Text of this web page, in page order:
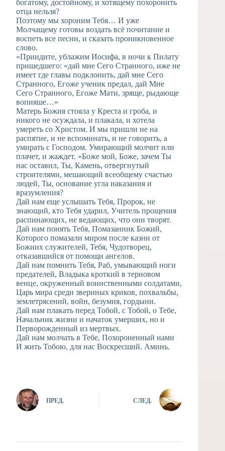
богатому, достойному, и хотящему похоронить
отца нельзя?
Поэтому мы хороним Тебя… И уже
Молчащему готовы воздать всё почитание и
воспеть все песни, и сказать проникновенное
слово.
«Приидите, ублажим Иосифа, в ночи к Пилату
пришедшего: «дай мне Сего Странного, иже не
имеет где главы подклонить, дай мне Сего
Странного, Егоже ученик предал, дай Мне
Сего Странного, Егоже Мати, зряще, рыдающе
вопияше…»
Матерь Божия стояла у Креста и гроба, и
никого не осуждала, и плакала, и хотела
умереть со Христом. И мы пришли не на
распятие, и не вспоминать, и не говорить, а
умирать с Господом. Умирающий молчит или
плачет, и жаждет. «Боже мой, Боже, зачем Ты
нас оставил, Ты, Камень, отвергнутый
строителями, мешающий всеобщему счастью
людей, Ты, основание угла наказания и
вразумления?
Дай нам еще услышать Тебя, Пророк, не
знающий, кто Тебя ударил, Учитель прощения
распинающих, не ведающих, что они творят.
Дай нам понять Тебя, Помазанник Божий,
Которого помазали миром после казни от
Божиих служителей, Тебя, Чудотворец,
отказавшийся от помощи ангелов.
Дай нам помнить Тебя, Раб, умывающий ноги
предателей, Владыка кроткий в терновом
венце, окруженный воинственными солдатами,
Царь мира среди звериных криков, похвальбы,
землетрясений, войн, безумия, гордыни.
Дай нам плакать перед Тобой, с Тобой, о Тебе,
Начальник жизни и начаток умерших, но и
Перворожденный из мертвых.
Дай нам молчать в Тебе, Похороненный нами
И жить Тобою, для нас Воскресший. Аминь.
ПРЕД. СЛЕД.